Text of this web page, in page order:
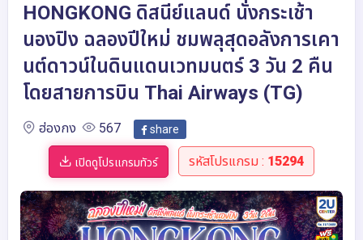
HONGKONG ดิสนีย์แลนด์ นั่งกระเช้า
นองปิง ฉลองปีใหม่ ชมพลุสุดอลังการเคา
นต์ดาวน์ในดินแดนเวทมนตร์ 3 วัน 2 คืน
โดยสายการบิน Thai Airways (TG)
ฮ่องกง 567 share
เปิดดูโปรแกรมทัวร์ รหัสโปรแกรม : 15294